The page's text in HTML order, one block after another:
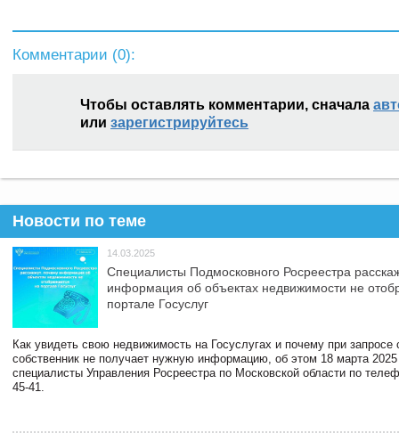
Комментарии (0):
Чтобы оставлять комментарии, сначала
или зарегистрируйтесь
Новости по теме
14.03.2025
Специалисты Подмосковного Росреестра
информация об объектах недвижимости не
портале Госуслуг
Как увидеть свою недвижимость на Госуслугах и почему при запросе
собственник не получает нужную информацию, об этом 18 марта 2025
специалисты Управления Росреестра по Московской области по
45-41.